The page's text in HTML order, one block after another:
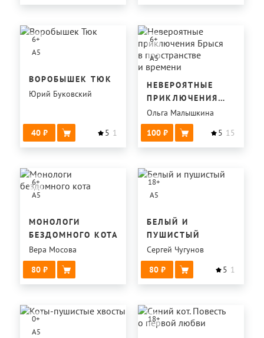
6+
A5
ВОРОБЫШЕК ТЮК
Юрий Буковский
40 5 1
6+
A5
НЕВЕРОЯТНЫЕ
ПРИКЛЮЧЕНИЯ
БРЫСЯ
В ПРОСТРАНСТВЕ
И ВРЕМЕНИ
Ольга Малышкина
100
5 15
6+
A5
МОНОЛОГИ
БЕЗДОМНОГО КОТА
Вера Мосова
80
18+
A5
БЕЛЫЙ И
ПУШИСТЫЙ
Сергей Чугунов
80
5 1
0+
A5
18+